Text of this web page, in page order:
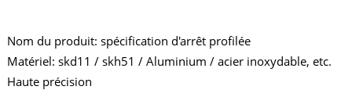
Nom du produit: spécification d'arrêt profilée
Matériel: skd11 / skh51 / Aluminium / acier inoxydable, etc.
Haute précision